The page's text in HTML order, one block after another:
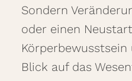
Sondern
oder einen
Blick auf das